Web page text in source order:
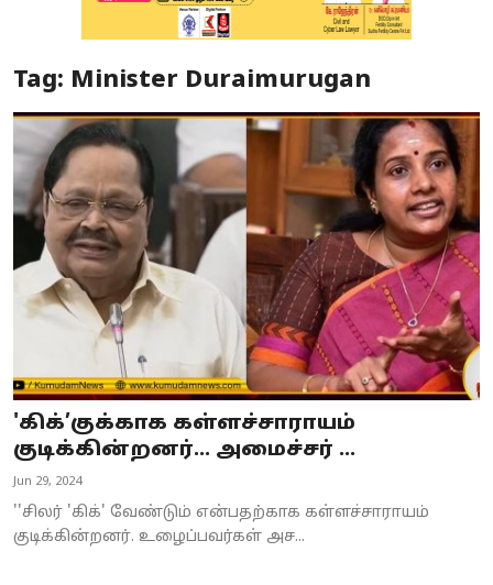
Special Story
Business
Crime
Tamilnadu
World
Astrology
Spirituality
Weather
Tag: Minister Duraimurugan
'கிக்’குக்காக கள்ளச்சாராயம்
குடிக்கின்றனர்... அமைச்சர் ...
Jun 29, 2024
''சிலர் 'கிக்' வேண்டும் என்பதற்காக கள்ளச்சாராயம்
குடிக்கின்றனர். உழைப்பவர்கள் அச...